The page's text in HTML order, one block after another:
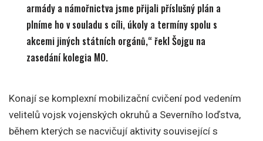
armády a námořnictva jsme přijali příslušný plán a
plníme ho v souladu s cíli, úkoly a termíny spolu s
akcemi jiných státních orgánů,“ řekl Šojgu na
zasedání kolegia MO.
Konají se komplexní mobilizační cvičení pod vedením
velitelů vojsk vojenských okruhů a Severního loďstva,
během kterých se nacvičují aktivity související s